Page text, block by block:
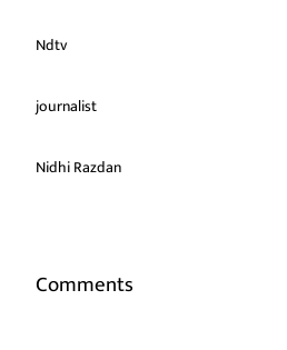
Ndtv
journalist
Nidhi Razdan
Comments